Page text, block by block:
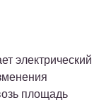
электрический
площадь